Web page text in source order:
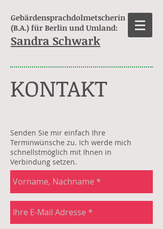
Gebärdensprachdolmetscherin
(B.A.) für Berlin und Umland:
Sandra Schwark
Senden Sie mir einfach Ihre
Terminwünsche zu. Ich werde mich
schnellstmöglich mit Ihnen in
Verbindung setzen.
KONTAKT